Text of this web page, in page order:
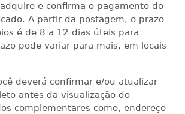
e confirma o pagamento do
A partir da postagem, o prazo
é de 8 a 12 dias úteis para
pode variar para mais, em locais
deverá confirmar e/ou atualizar
antes da visualização do
complementares como, endereço